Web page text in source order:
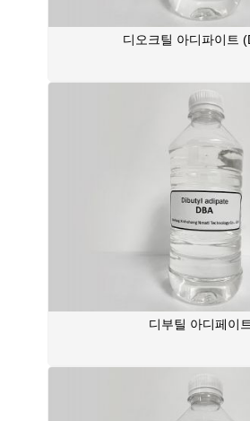
디오크틸 아디파이트
디부틸 아디페이트